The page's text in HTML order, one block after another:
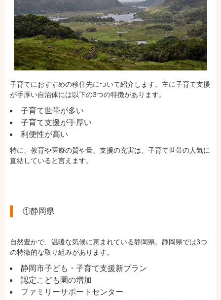
子育てにおすすめの移住先について紹介します。主に子育て支援
が手厚い自治体には以下の3つの特徴があります。
子育て世帯が多い
子育て支援が手厚い
利便性が高い
特に、教育や医療の質や量、支援の充実は、子育て世帯の人気に
直結していると言えます。
①静岡県
自然豊かで、温暖な気候に恵まれている静岡県。静岡県では3つ
の特徴的な取り組みがあります。
静岡市子ども・子育て支援新プラン
認定こども園の増加
ファミリーサポートセンター